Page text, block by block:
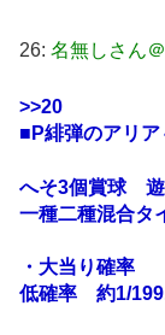
26: 名無しさん
>>20
■P緋弾のアリ
へそ3個賞球 遊
一種二種混合タ
・大当り確率
低確率 約1/